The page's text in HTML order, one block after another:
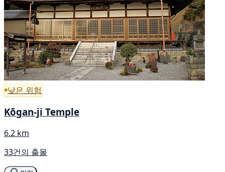
낮은 위험
Kōgan-ji Temple
6.2 km
33건의 출몰